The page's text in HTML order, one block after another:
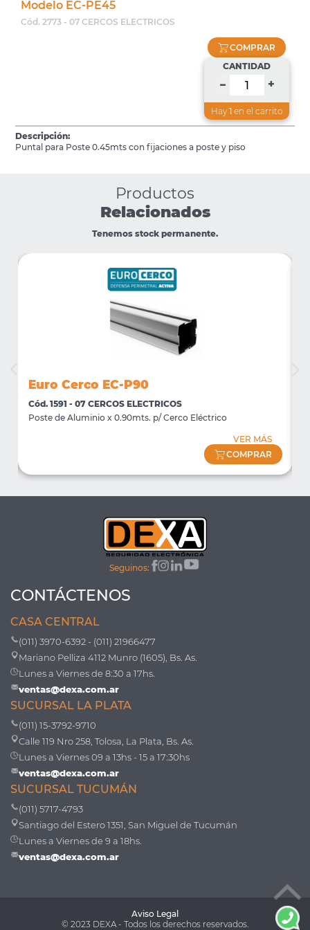
Modelo EC-PE45
Cód. 2773 - 07 CERCOS ELECTRICOS
COMPRAR
CANTIDAD
– +
Hay 1 en el carrito
Descripción:
Puntal para Poste 0.45mts con fijaciones a poste y piso
Productos
Relacionados
Tenemos stock permanente.
Euro Cerco EC-P90
Cód. 1591 - 07 CERCOS ELECTRICOS
Poste de Aluminio x 0.90mts. p/ Cerco Eléctrico
VER MÁS
COMPRAR
Seguinos:
CONTÁCTENOS
CASA CENTRAL
(011) 3970-6392 - (011) 21966477
Mariano Pelliza 4112 Munro (1605), Bs. As.
Lunes a Viernes de 8:30 a 17hs.
ventas@dexa.com.ar
SUCURSAL LA PLATA
(011) 15-3792-9710
Calle 119 Nro 258, Tolosa, La Plata, Bs. As.
Lunes a Viernes 09 a 13hs - 15 a 17:30hs
ventas@dexa.com.ar
SUCURSAL TUCUMÁN
(011) 5717-4793
Santiago del Estero 1351, San Miguel de Tucumán
Lunes a Viernes de 9 a 18hs.
ventas@dexa.com.ar
Aviso Legal
© 2023 DEXA - Todos los derechos reservados.